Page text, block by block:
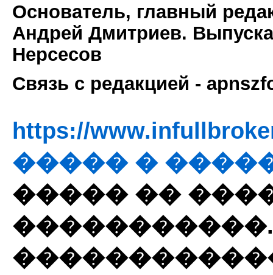
Основатель, главный
Андрей Дмитриев.
Нерсесов
Связь с редакцией -
https://
����� �
����� ��